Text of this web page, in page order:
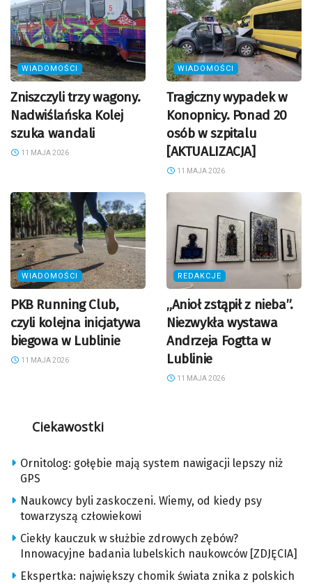
WIADOMOŚCI
Zniszczyli trzy wagony.
Nadwiślańska Kolej
szuka wandali
11 MAJA 2026
WIADOMOŚCI
Tragiczny wypadek w
Konopnicy. Ponad 20
osób w szpitalu
[AKTUALIZACJA]
11 MAJA 2026
WIADOMOŚCI
PKB Running Club,
czyli kolejna inicjatywa
biegowa w Lublinie
11 MAJA 2026
REDAKCJE
„Anioł zstąpił z nieba”.
Niezwykła wystawa
Andrzeja Fogtta w
Lublinie
11 MAJA 2026
Ciekawostki
Ornitolog: gołębie mają system nawigacji lepszy niż
GPS
Naukowcy byli zaskoczeni. Wiemy, od kiedy psy
towarzyszą człowiekowi
Ciekły kauczuk w służbie zdrowych zębów?
Innowacyjne badania lubelskich naukowców [ZDJĘCIA]
Ekspertka: największy chomik świata znika z polskich